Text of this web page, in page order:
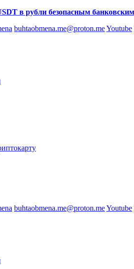
в рубли безопасным
buhtaobmena.me@proton.meYoutube
buhtaobmena.me@proton.meYoutube